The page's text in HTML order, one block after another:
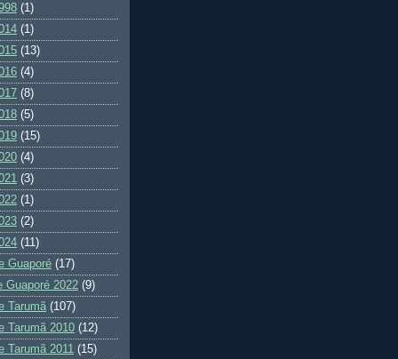
(1)
(1)
(13)
(4)
(8)
(5)
(15)
(4)
(3)
(1)
(2)
(11)
Guaporé (17)
Guaporé 2022 (9)
Tarumã (107)
Tarumã 2010 (12)
Tarumã 2011 (15)